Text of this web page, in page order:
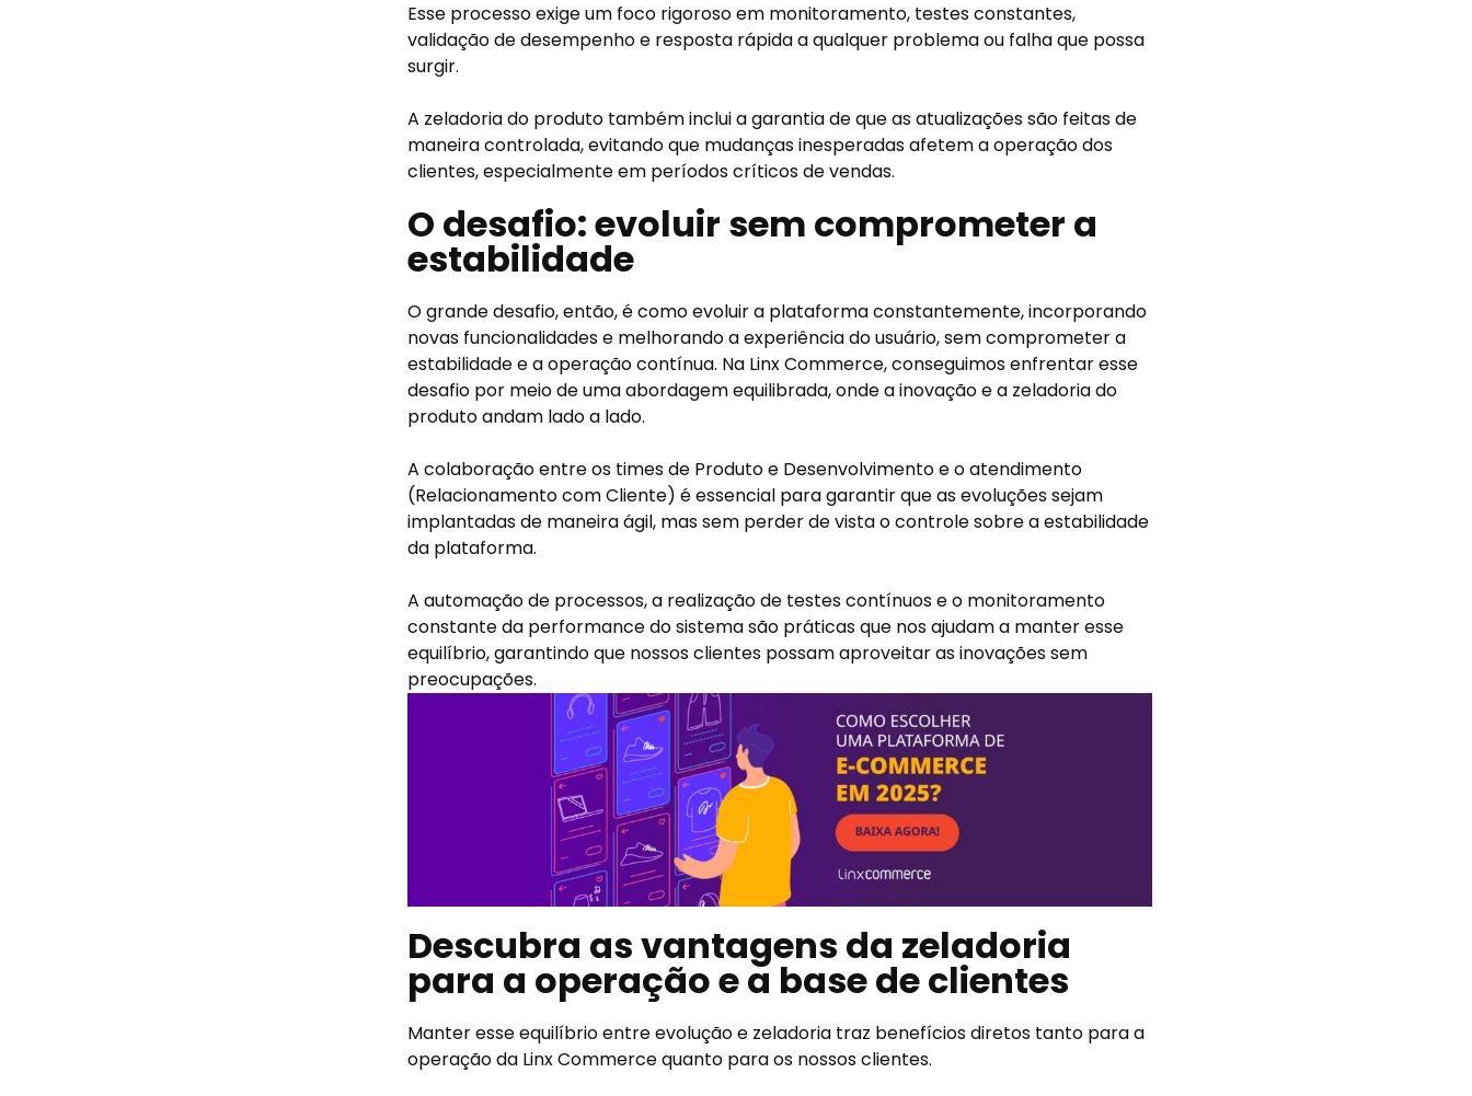
Esse processo exige um foco rigoroso em monitoramento, testes constantes,
validação de desempenho e resposta rápida a qualquer problema ou falha que possa
surgir.
A zeladoria do produto também inclui a garantia de que as atualizações são feitas de
maneira controlada, evitando que mudanças inesperadas afetem a operação dos
clientes, especialmente em períodos críticos de vendas.
O desafio: evoluir sem comprometer a
estabilidade
O grande desafio, então, é como evoluir a plataforma constantemente, incorporando
novas funcionalidades e melhorando a experiência do usuário, sem comprometer a
estabilidade e a operação contínua. Na Linx Commerce, conseguimos enfrentar esse
desafio por meio de uma abordagem equilibrada, onde a inovação e a zeladoria do
produto andam lado a lado.
A colaboração entre os times de Produto e Desenvolvimento e o atendimento
(Relacionamento com Cliente) é essencial para garantir que as evoluções sejam
implantadas de maneira ágil, mas sem perder de vista o controle sobre a estabilidade
da plataforma.
A automação de processos, a realização de testes contínuos e o monitoramento
constante da performance do sistema são práticas que nos ajudam a manter esse
equilíbrio, garantindo que nossos clientes possam aproveitar as inovações sem
preocupações.
Descubra as vantagens da zeladoria
para a operação e a base de clientes
Manter esse equilíbrio entre evolução e zeladoria traz benefícios diretos tanto para a
operação da Linx Commerce quanto para os nossos clientes.